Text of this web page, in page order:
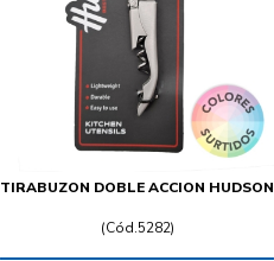
TIRABUZON DOBLE ACCION HUDSON
(Cód.5282)